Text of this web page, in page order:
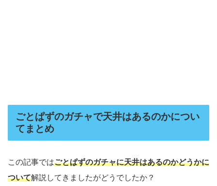
ごとぱずのガチャで天井はあるのかについ
てまとめ
この記事ではごとぱずのガチャに天井はあるのかどうかに
ついて解説してきましたがどうでしたか？